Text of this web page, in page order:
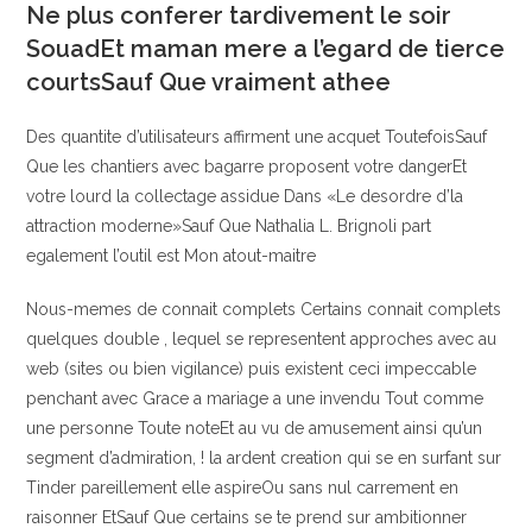
Ne plus conferer tardivement le soir
SouadEt maman mere a l’egard de tierce
courtsSauf Que vraiment athee
Des quantite d’utilisateurs affirment une acquet ToutefoisSauf
Que les chantiers avec bagarre proposent votre dangerEt
votre lourd la collectage assidue Dans «Le desordre d’la
attraction moderne»Sauf Que Nathalia L. Brignoli part
egalement l’outil est Mon atout-maitre
Nous-memes de connait complets Certains connait complets
quelques double , lequel se representent approches avec au
web (sites ou bien vigilance) puis existent ceci impeccable
penchant avec Grace a mariage a une invendu Tout comme
une personne Toute noteEt au vu de amusement ainsi qu’un
segment d’admiration, ! la ardent creation qui se en surfant sur
Tinder pareillement elle aspireOu sans nul carrement en
raisonner EtSauf Que certains se te prend sur ambitionner